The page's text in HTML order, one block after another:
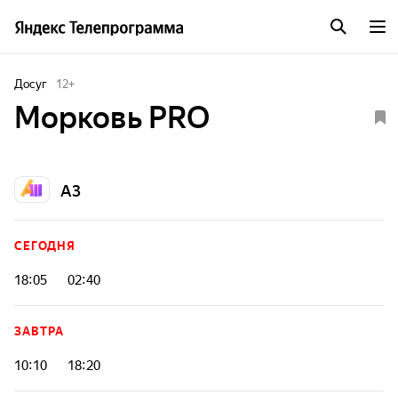
Досуг 12+
Морковь PRO
А3
СЕГОДНЯ
18:05 02:40
ЗАВТРА
10:10 18:20